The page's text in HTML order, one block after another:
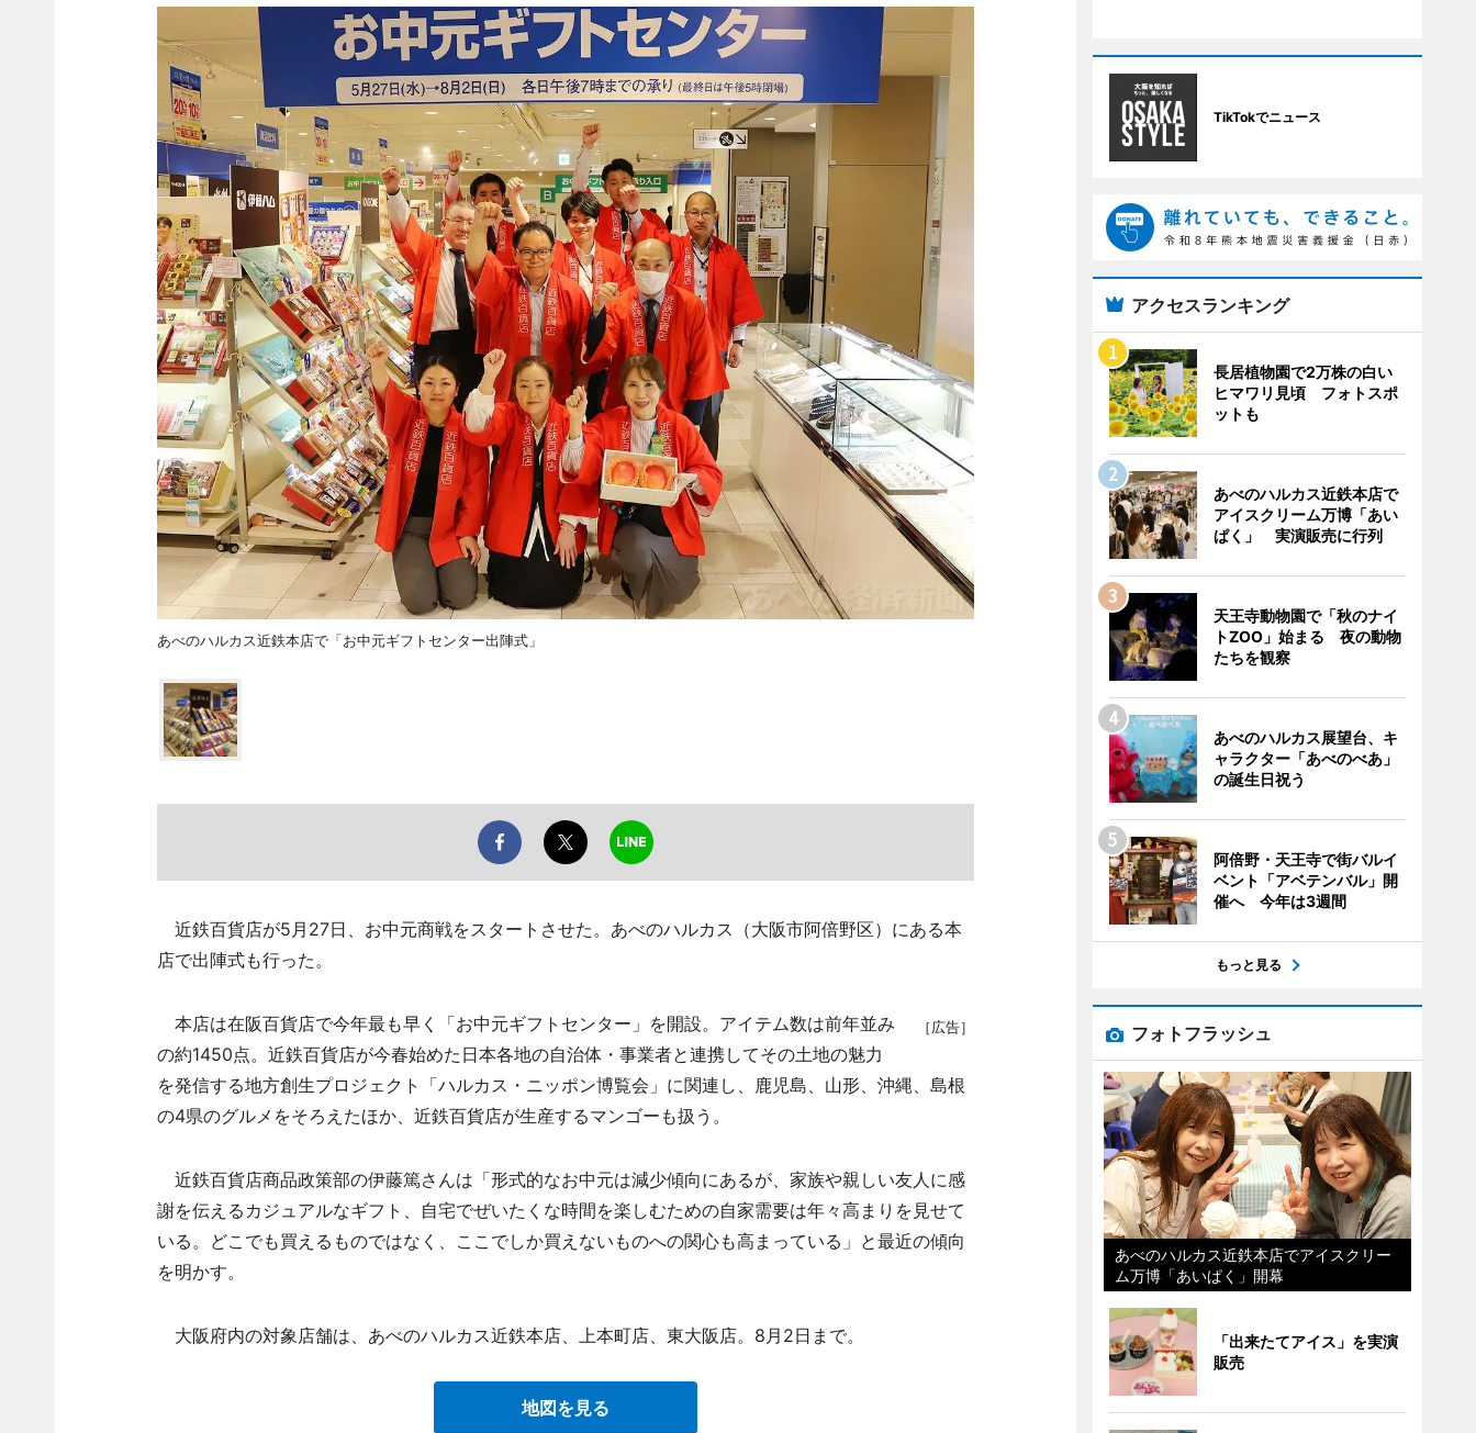
あべのハルカス近鉄本店で「お中元ギフトセンター出陣式」
近鉄百貨店が5月27日、お中元商戦をスタートさせた。あべのハルカス（大阪市阿倍野区）にある本
店で出陣式も行った。
［広告］
本店は在阪百貨店で今年最も早く「お中元ギフトセンター」を開設。アイテム数は前年並み
の約1450点。近鉄百貨店が今春始めた日本各地の自治体・事業者と連携してその土地の魅力
を発信する地方創生プロジェクト「ハルカス・ニッポン博覧会」に関連し、鹿児島、山形、沖縄、島根
の4県のグルメをそろえたほか、近鉄百貨店が生産するマンゴーも扱う。
近鉄百貨店商品政策部の伊藤篤さんは「形式的なお中元は減少傾向にあるが、家族や親しい友人に感
謝を伝えるカジュアルなギフト、自宅でぜいたくな時間を楽しむための自家需要は年々高まりを見せて
いる。どこでも買えるものではなく、ここでしか買えないものへの関心も高まっている」と最近の傾向
を明かす。
大阪府内の対象店舗は、あべのハルカス近鉄本店、上本町店、東大阪店。8月2日まで。
地図を見る
TikTokでニュース
アクセスランキング
長居植物園で2万株の白い
ヒマワリ見頃 フォトスポ
ットも
あべのハルカス近鉄本店で
アイスクリーム万博「あい
ぱく」 実演販売に行列
天王寺動物園で「秋のナイ
トZOO」始まる 夜の動物
たちを観察
あべのハルカス展望台、キ
ャラクター「あべのべあ」
の誕生日祝う
阿倍野・天王寺で街バルイ
ベント「アベテンバル」開
催へ 今年は3週間
もっと見る
フォトフラッシュ
あべのハルカス近鉄本店でアイスクリー
ム万博「あいぱく」開幕
「出来たてアイス」を実演
販売